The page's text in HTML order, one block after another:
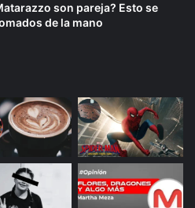
son pareja? Esto se
de la mano